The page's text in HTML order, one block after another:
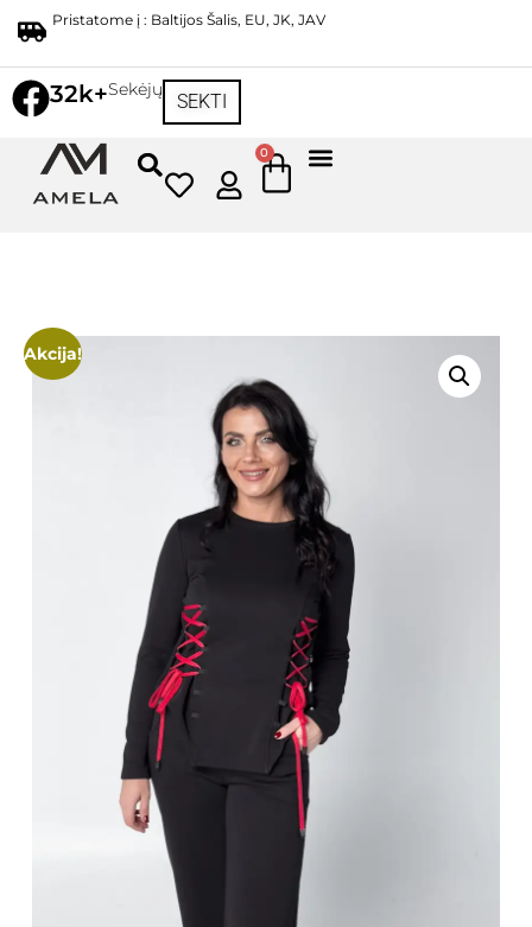
Pristatome į : Baltijos Šalis, EU, JK, JAV
32k+Sekėjų
SEKTI
0
Akcija!